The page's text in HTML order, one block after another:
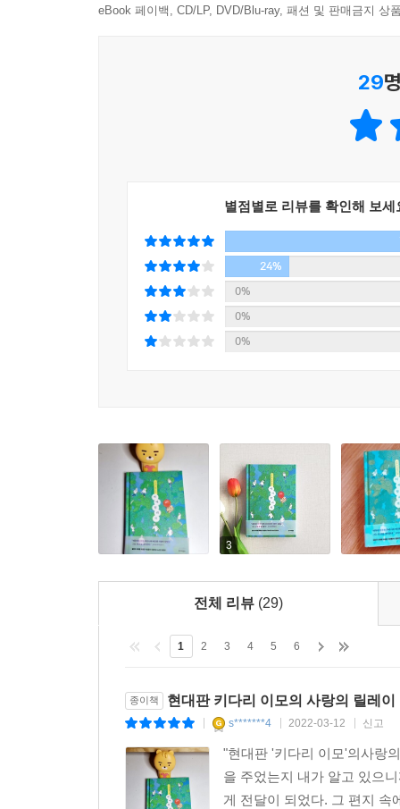
두 번째 미션: 정성을 다해 유기 거북을 돌보라!
말하며 줄기차게 편지를 보냈었다. 수영은 복도
옮기는 어른이 되었다. 그는 어느 날 거북을 돌보
〈둘 둘 셋〉의 주인공 지애는 성희의 애인이었
가장한 후원”을 지속적으로 받았다. 성희 덕분
운영하며 어린이 손님을 존중하는 어른으로 성
대접받은 경험이 그의 가치관 형성에 커다란 영
어떤 어른이 될 수 있는지 곰곰이 생각해보게 된다.
네 번째 미션: 장례식에서 성희 이모를 보고 웃어라!
해야 함을 깨닫는다. 자신의 유년에 즐거운 추억
다섯 번째 미션: 성희의 장례식 사회를 맡아라!
〈구르는 재주〉의 주인공 태리는 P그룹 빌딩
인물이다. 성희는 태리 엄마의 직장 동료였고
어린 태리가 보인다. 성희는 태리의 돌잔치에서
이모의 삶과 죽음이 아름다운 마법처럼 맞물리는
〈파도가 온다〉의 주인공 소정은 6년 차 교양
청소년 스키 선수로 활약했다. 그는 성희의 미션
새 삶을 시작한 것이다. 성희에게 난관을 헤쳐
다해 돕는다. 도움받던 사람이 자신보다 어린 사
eBook 페이백, CD/LP, DVD/Blu-ray, 패션 및 판매금지 상
29
별점별로 리뷰를 확인해 보세
24%
0%
0%
0%
3
전체 리뷰 (29)
1 2 3 4 5 6
종이책 현대판 키다리 이모의 사랑의 릴레이
s*******4 2022-03-12 신고
"현대판 '키다리 이모'의사랑
을 주었는지 내가 알고 있으
게 전달이 되었다. 그 편지